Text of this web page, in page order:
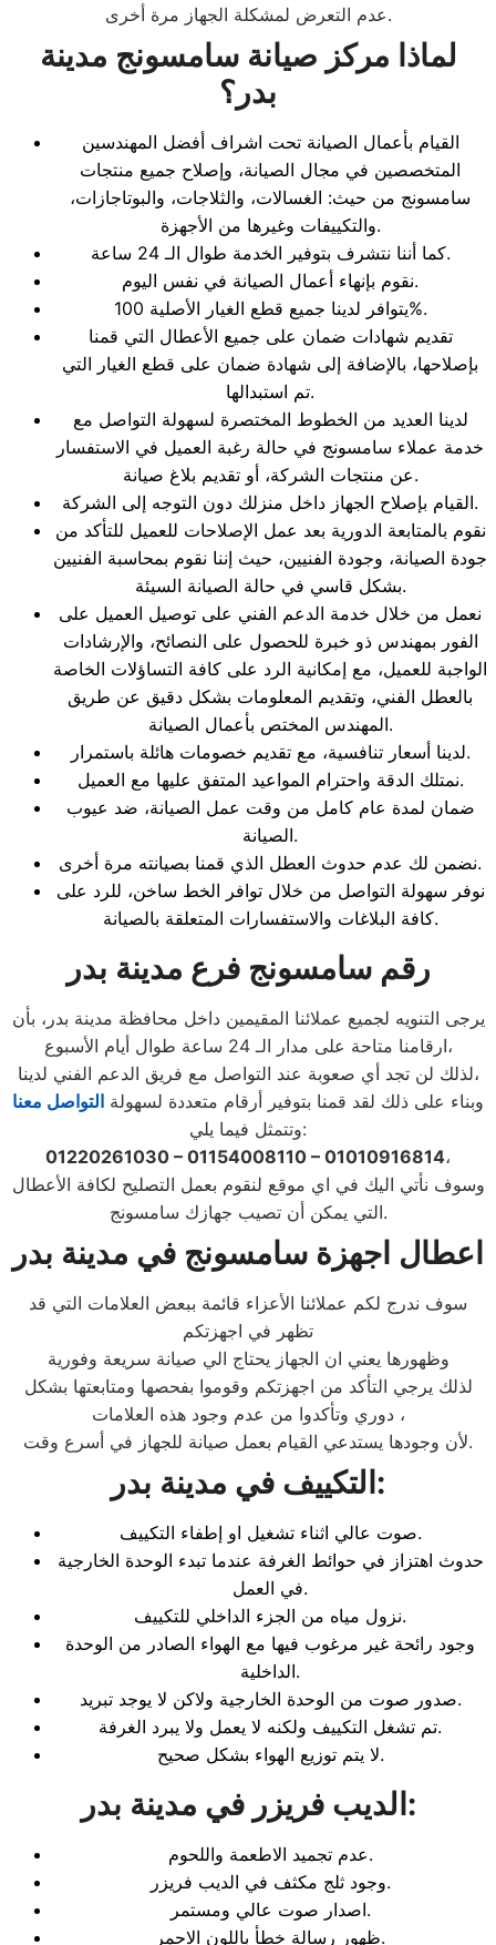
عدم التعرض لمشكلة الجهاز مرة أخرى.
لماذا مركز صيانة سامسونج مدينة
بدر ؟
القيام بأعمال الصيانة تحت اشراف أفضل المهندسين
المتخصصين في مجال الصيانة، وإصلاح جميع منتجات
سامسونج من حيث: الغسالات، والثلاجات، والبوتاجازات،
والتكييفات وغيرها من الأجهزة.
كما أننا نتشرف بتوفير الخدمة طوال الـ 24 ساعة.
نقوم بإنهاء أعمال الصيانة في نفس اليوم.
يتوافر لدينا جميع قطع الغيار الأصلية 100%.
تقديم شهادات ضمان على جميع الأعطال التي قمنا
بإصلاحها، بالإضافة إلى شهادة ضمان على قطع الغيار التي
تم استبدالها.
لدينا العديد من الخطوط المختصرة لسهولة التواصل مع
خدمة عملاء سامسونج في حالة رغبة العميل في الاستفسار
عن منتجات الشركة، أو تقديم بلاغ صيانة.
القيام بإصلاح الجهاز داخل منزلك دون التوجه إلى الشركة.
نقوم بالمتابعة الدورية بعد عمل الإصلاحات للعميل للتأكد من
جودة الصيانة، وجودة الفنيين، حيث إننا نقوم بمحاسبة الفنيين
بشكل قاسي في حالة الصيانة السيئة.
نعمل من خلال خدمة الدعم الفني على توصيل العميل على
الفور بمهندس ذو خبرة للحصول على النصائح، والإرشادات
الواجبة للعميل، مع إمكانية الرد على كافة التساؤلات الخاصة
بالعطل الفني، وتقديم المعلومات بشكل دقيق عن طريق
المهندس المختص بأعمال الصيانة.
لدينا أسعار تنافسية، مع تقديم خصومات هائلة باستمرار.
نمتلك الدقة واحترام المواعيد المتفق عليها مع العميل.
ضمان لمدة عام كامل من وقت عمل الصيانة، ضد عيوب
الصيانة.
نضمن لك عدم حدوث العطل الذي قمنا بصيانته مرة أخرى.
نوفر سهولة التواصل من خلال توافر الخط ساخن، للرد على
كافة البلاغات والاستفسارات المتعلقة بالصيانة.
رقم سامسونج فرع مدينة بدر
يرجى التنويه لجميع عملائنا المقيمين داخل محافظة مدينة بدر، بأن
ارقامنا متاحة على مدار الـ 24 ساعة طوال أيام الأسبوع،
لذلك لن تجد أي صعوبة عند التواصل مع فريق الدعم الفني لدينا،
وبناء على ذلك لقد قمنا بتوفير أرقام متعددة لسهولة التواصل معنا
وتتمثل فيما يلي:
01220261030 – 01154008110 – 01010916814،
وسوف نأتي اليك في اي موقع لنقوم بعمل التصليح لكافة الأعطال
التي يمكن أن تصيب جهازك سامسونج.
اعطال اجهزة سامسونج في مدينة بدر
سوف ندرج لكم عملائنا الأعزاء قائمة ببعض العلامات التي قد
تظهر في اجهزتكم
وظهورها يعني ان الجهاز يحتاج الي صيانة سريعة وفورية
لذلك يرجي التأكد من اجهزتكم وقوموا بفحصها ومتابعتها بشكل
دوري وتأكدوا من عدم وجود هذه العلامات ،
لأن وجودها يستدعي القيام بعمل صيانة للجهاز في أسرع وقت.
التكييف في مدينة بدر :
صوت عالي اثناء تشغيل او إطفاء التكييف.
حدوث اهتزاز في حوائط الغرفة عندما تبدء الوحدة الخارجية
في العمل.
نزول مياه من الجزء الداخلي للتكييف.
وجود رائحة غير مرغوب فيها مع الهواء الصادر من الوحدة
الداخلية.
صدور صوت من الوحدة الخارجية ولاكن لا يوجد تبريد.
تم تشغل التكييف ولكنه لا يعمل ولا يبرد الغرفة.
لا يتم توزيع الهواء بشكل صحيح.
الديب فريزر في مدينة بدر :
عدم تجميد الاطعمة واللحوم.
وجود ثلج مكثف في الديب فريزر.
اصدار صوت عالي ومستمر.
ظهور رسالة خطأ باللون الاحمر.